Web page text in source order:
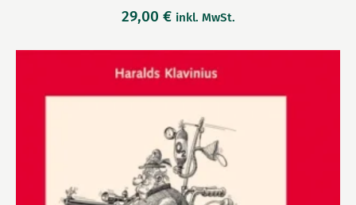
29,00 € inkl. MwSt.